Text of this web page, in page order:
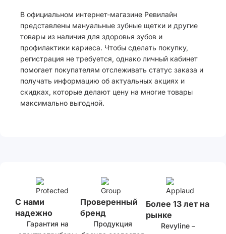
В официальном интернет-магазине Ревилайн
представлены мануальные зубные щетки и другие
товары из наличия для здоровья зубов и
профилактики кариеса. Чтобы сделать покупку,
регистрация не требуется, однако личный кабинет
помогает покупателям отслеживать статус заказа и
получать информацию об актуальных акциях и
скидках, которые делают цену на многие товары
максимально выгодной.
С нами
надежно
Гарантия на
Проверенный
бренд
Продукция
Более 13 лет на
рынке
Revyline –